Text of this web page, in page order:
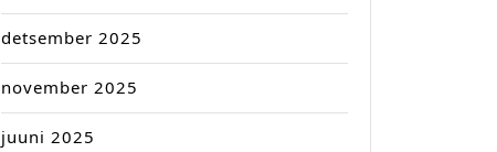
detsember 2025
november 2025
juuni 2025